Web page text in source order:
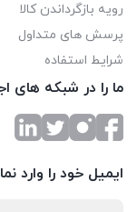
رویه بازگرداندن کالا
پرسش های متداول
شرایط استفاده
ما را در شبکه های
ایمیل خود را وارد